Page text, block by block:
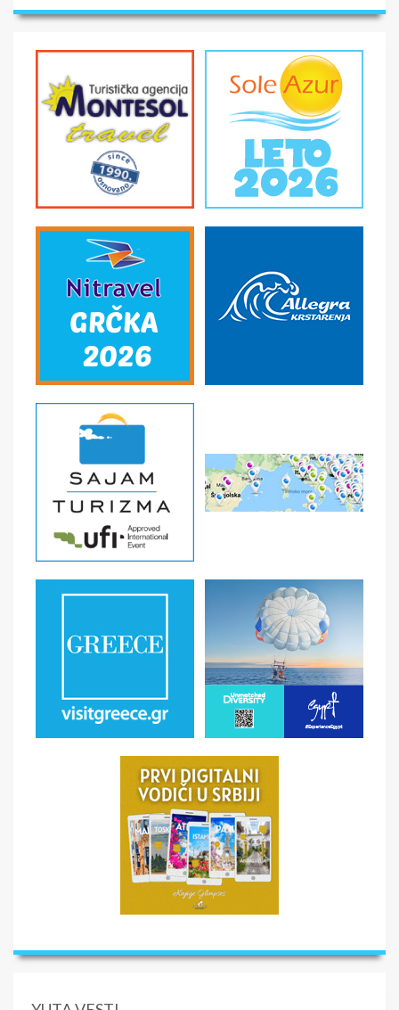
sopstvenim prevozom do odabrane destinacije - Smeštaj
organizatora putovanja ili inopartnera tokom boravka;
troškove organizacije i vođstva puta.
U CENU NIJE UKLJUČENO
- U cenu nije uračunata boravišna taksa. Cena je po
smeštajnoj jedinici po danu i plaća se na licu mesta -
Međunarodno putno zdravstveno osiguranje; -
Korišćenje klima uređaja (cena na upit) - Individualne i
koristi putnik, a nisu pomenute programom putovanja, a
naprave se u toku puta i u toku boravka u vili.